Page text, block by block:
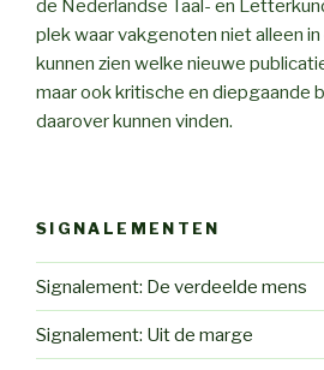
de Nederlandse Taal- en
plek waar vakgenoten niet alleen
kunnen zien welke nieuwe
maar ook kritische en diepgaande
daarover kunnen vinden.
SIGNALEMENTEN
Signalement: De verdeelde mens
Signalement: Uit de marge